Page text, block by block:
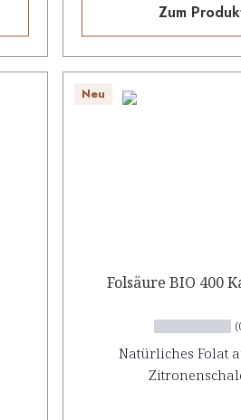
Zum
Neu
Folsäure BIO 400
Natürliches Folat